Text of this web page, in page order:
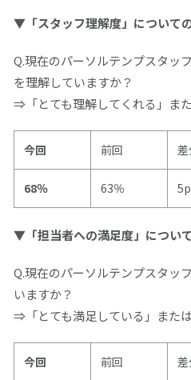
▼「スタッフ理解度」について
Q.現在のパーソルテンプスタッ
を理解していますか？
⇒「とても理解してくれる」ま
今回 前回
68％ 63％
▼「担当者への満足度」につい
Q.現在のパーソルテンプスタッ
いますか？
⇒「とても満足している」または
今回 前回